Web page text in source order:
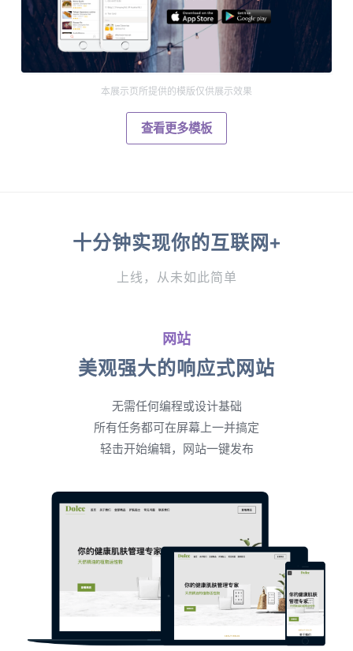
本展示页所提供的模版仅供展示效果
查看更多模板
十分钟实现你的互联网+
上线，从未如此简单
网站
美观强大的响应式网站
无需任何编程或设计基础
所有任务都可在屏幕上一并搞定
轻击开始编辑，网站一键发布